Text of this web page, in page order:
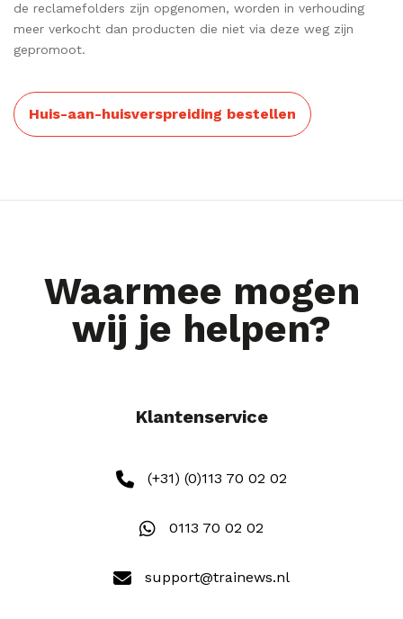
de reclamefolders zijn opgenomen, worden in verhouding
meer verkocht dan producten die niet via deze weg zijn
gepromoot.
Huis-aan-huisverspreiding bestellen
Waarmee mogen
wij je helpen?
Klantenservice
(+31) (0)113 70 02 02
0113 70 02 02
support@trainews.nl